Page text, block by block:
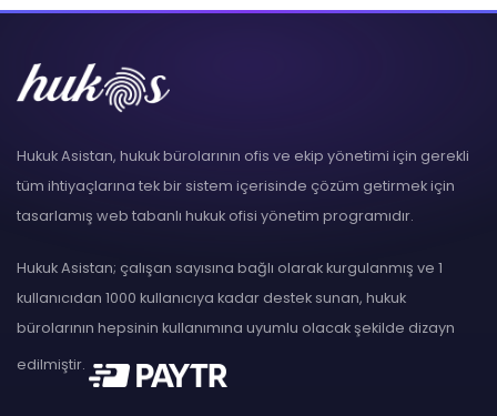
Hukuk Asistan, hukuk bürolarının ofis ve ekip yönetimi için gerekli
tüm ihtiyaçlarına tek bir sistem içerisinde çözüm getirmek için
tasarlamış web tabanlı hukuk ofisi yönetim programıdır.
Hukuk Asistan; çalışan sayısına bağlı olarak kurgulanmış ve 1
kullanıcıdan 1000 kullanıcıya kadar destek sunan, hukuk
bürolarının hepsinin kullanımına uyumlu olacak şekilde dizayn
edilmiştir.